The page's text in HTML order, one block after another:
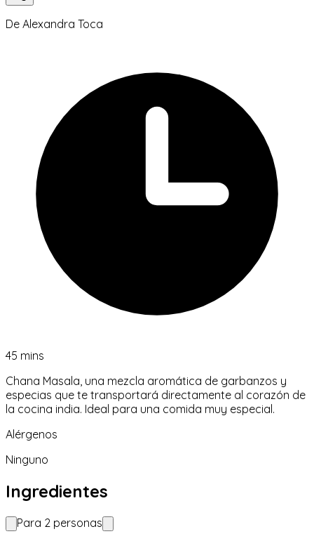
De Alexandra Toca
45 mins
Chana Masala, una mezcla aromática de garbanzos y
especias que te transportará directamente al corazón de
la cocina india. Ideal para una comida muy especial.
Alérgenos
Ninguno
Ingredientes
Para 2 personas